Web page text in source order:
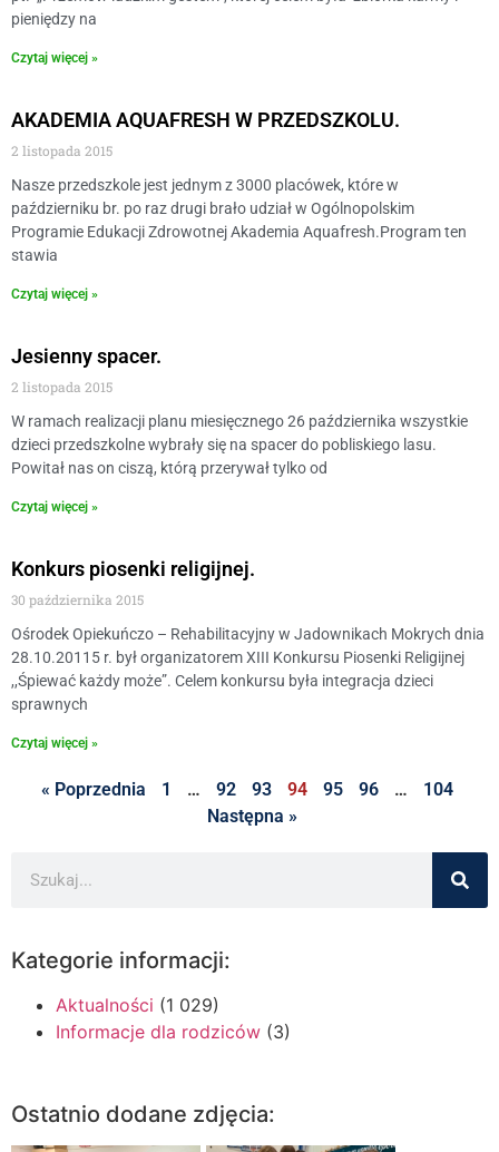
pieniędzy na
Czytaj więcej »
AKADEMIA AQUAFRESH W PRZEDSZKOLU.
2 listopada 2015
Nasze przedszkole jest jednym z 3000 placówek, które w
październiku br. po raz drugi brało udział w Ogólnopolskim
Programie Edukacji Zdrowotnej Akademia Aquafresh.Program ten
stawia
Czytaj więcej »
Jesienny spacer.
2 listopada 2015
W ramach realizacji planu miesięcznego 26 października wszystkie
dzieci przedszkolne wybrały się na spacer do pobliskiego lasu.
Powitał nas on ciszą, którą przerywał tylko od
Czytaj więcej »
Konkurs piosenki religijnej.
30 października 2015
Ośrodek Opiekuńczo – Rehabilitacyjny w Jadownikach Mokrych dnia
28.10.20115 r. był organizatorem XIII Konkursu Piosenki Religijnej
,,Śpiewać każdy może”. Celem konkursu była integracja dzieci
sprawnych
Czytaj więcej »
« Poprzednia 1 … 92 93 94 95 96 …
104
Następna »
Kategorie informacji:
Aktualności (1 029)
Informacje dla rodziców (3)
Ostatnio dodane zdjęcia: